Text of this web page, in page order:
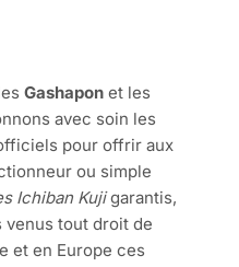
Gashaponet les
avec soin les
pour offrir aux
ou simple
Ichiban Kujigarantis,
venus tout droit de
et en Europe ces